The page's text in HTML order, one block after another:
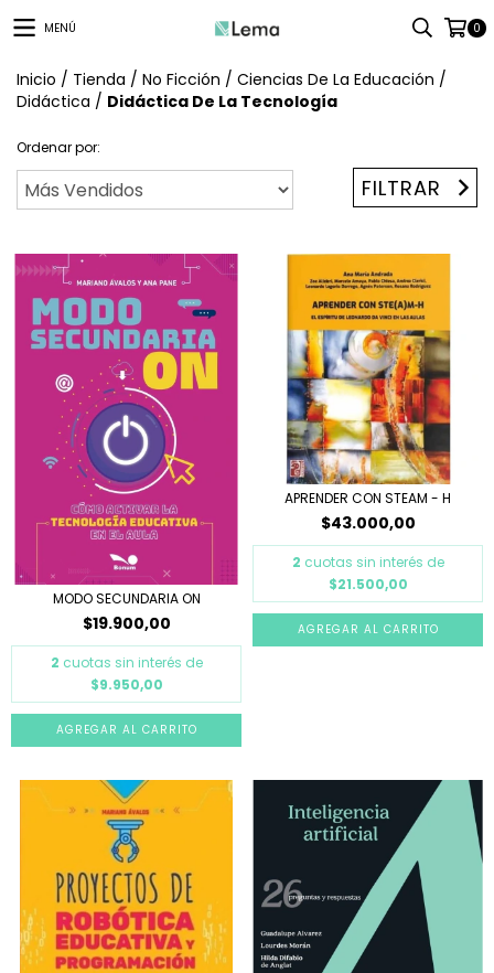
MENÚ 0
Inicio / Tienda / No Ficción / Ciencias De La Educación /
Didáctica / Didáctica De La Tecnología
Ordenar por:
FILTRAR
MODO SECUNDARIA ON
$19.900,00
2 cuotas sin interés de
$9.950,00
APRENDER CON STEAM - H
$43.000,00
2 cuotas sin interés de
$21.500,00